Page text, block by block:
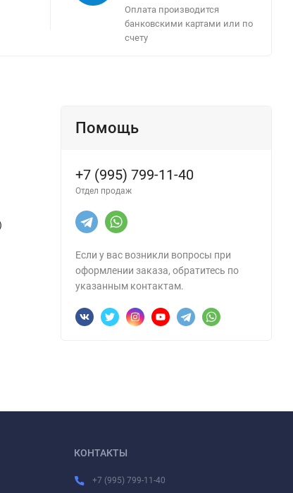
Оплата производится
банковскими картами или по
счету
Помощь
+7 (995) 799-11-40
Отдел продаж
Если у вас возникли вопросы при
оформлении заказа, обратитесь по
указанным контактам.
КОНТАКТЫ
+7 (995) 799-11-40